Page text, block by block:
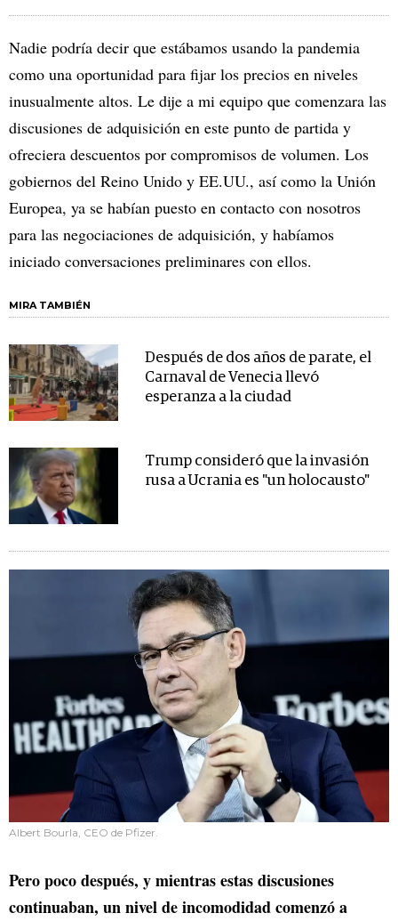
Nadie podría decir que estábamos usando la pandemia
como una oportunidad para fijar los precios en niveles
inusualmente altos. Le dije a mi equipo que comenzara las
discusiones de adquisición en este punto de partida y
ofreciera descuentos por compromisos de volumen. Los
gobiernos del Reino Unido y EE.UU., así como la Unión
Europea, ya se habían puesto en contacto con nosotros
para las negociaciones de adquisición, y habíamos
iniciado conversaciones preliminares con ellos.
MIRA TAMBIÉN
Después de dos años de parate, el
Carnaval de Venecia llevó
esperanza a la ciudad
Trump consideró que la invasión
rusa a Ucrania es "un holocausto"
Albert Bourla, CEO de Pfizer.
Pero poco después, y mientras estas discusiones
continuaban, un nivel de incomodidad comenzó a